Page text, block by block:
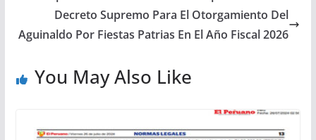
Decreto Supremo Para El Otorgamiento Del
Aguinaldo Por Fiestas Patrias En El Año Fiscal 2026
You May Also Like